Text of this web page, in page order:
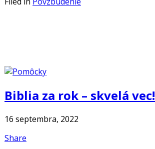
Biblia za rok – skvelá vec!
16 septembra, 2022
Share